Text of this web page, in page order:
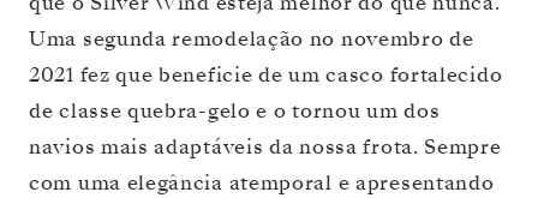
Uma segunda remodelação no novembro de
2021 fez que beneficie de um casco fortalecido
de classe quebra-gelo e o tornou um dos
navios mais adaptáveis da nossa frota. Sempre
com uma elegância atemporal e apresentando